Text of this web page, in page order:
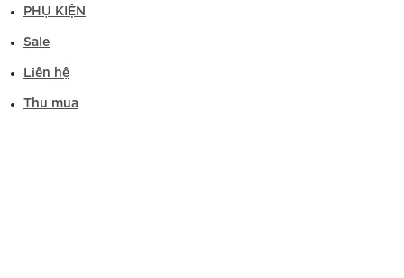
PHỤ KIỆN
Sale
Liên hệ
Thu mua